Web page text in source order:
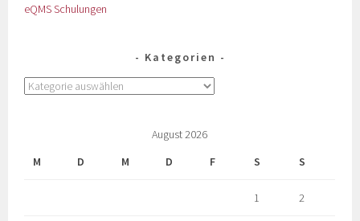
eQMS Schulungen
Kategorien
August 2026
M
D M D F S S
1 2